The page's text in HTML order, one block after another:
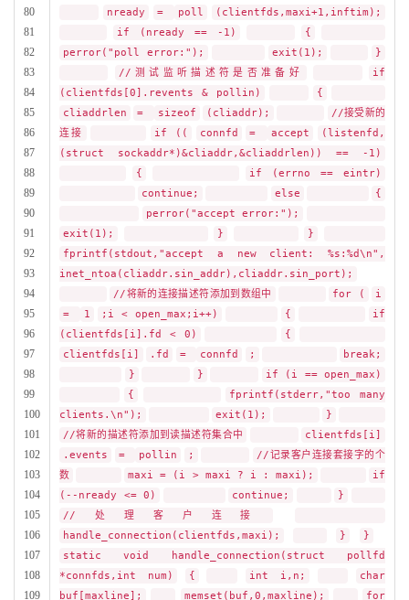
80
81
82
83
84
85
86
87
88
89
90
91
92
93
94
95
96
97
98
99
100
101
102
103
104
105
106
107
108
109
nready
= poll
(clientfds,maxi+1,inftim);
if (nready == -1)
{
perror("poll error:");
exit(1);
}
//测试监听描述符是否准备好
if
(clientfds[0].revents & pollin)
{
cliaddrlen
= sizeof (cliaddr);
//接受新的
连接
if (( connfd = accept
(listenfd,
(struct sockaddr*)&cliaddr,&cliaddrlen)) == -1)
{
if (errno == eintr)
continue;
else
{
perror("accept error:");
exit(1);
}
}
fprintf(stdout,"accept a new client: %s:%d\n",
inet_ntoa(cliaddr.sin_addr),cliaddr.sin_port);
//将新的连接描述符添加到数组中
for (
i
=
1 ;i < open_max;i++) {
if
(clientfds[i].fd < 0)
{
clientfds[i]
.fd = connfd ;
break;
}
}
if (i == open_max)
{
fprintf(stderr,"too many
clients.\n");
exit(1);
}
//将新的描述符添加到读描述符集合中
clientfds[i]
.events
= pollin ;
//记录客户连接套接字的个
数
maxi = (i > maxi ? i : maxi);
if
(--nready <= 0)
continue;
}
//处理客户连接
handle_connection(clientfds,maxi);
}
}
static void handle_connection(struct pollfd
*connfds,int num)
{ int i,n;
char
buf[maxline];
memset(buf,0,maxline);
for